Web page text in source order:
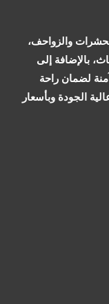
والزواحف،
بالإضافة إلى
لضمان راحة
الجودة وبأسعار